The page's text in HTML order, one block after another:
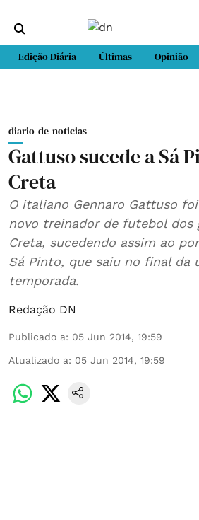
Edição Diária Últimas Opinião
diario-de-noticias
Gattuso sucede a Sá
Creta
O italiano Gennaro Gattuso
novo treinador de futebol dos
Creta, sucedendo assim ao
Sá Pinto, que saiu no final da
temporada.
Redação DN
Publicado a: 05 Jun 2014, 19:59
Atualizado a: 05 Jun 2014, 19:59